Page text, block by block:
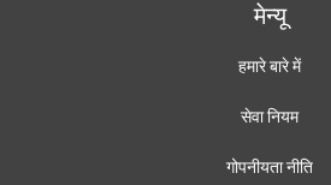
मेन्यू
हमारे बारे में
सेवा नियम
गोपनीयता नीति